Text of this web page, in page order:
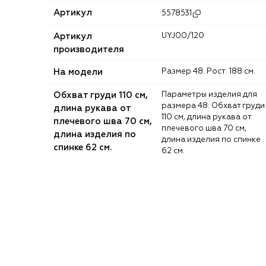
Артикул 5578531
Артикул
производителя
UYJ00/120
На модели Размер 48. Рост: 188 см.
Обхват груди 110 см,
длина рукава от
плечевого шва 70 см,
длина изделия по
спинке 62 см.
размера 48: Обхват груди
110 см, длина рукава от
плечевого шва 70 см,
длина изделия по спинке
62 см.